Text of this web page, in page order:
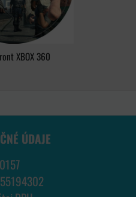
XBOX 360
ÚDAJE